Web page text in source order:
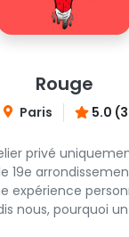
Rouge
Paris 5.0
privé
arrondissement
expérience